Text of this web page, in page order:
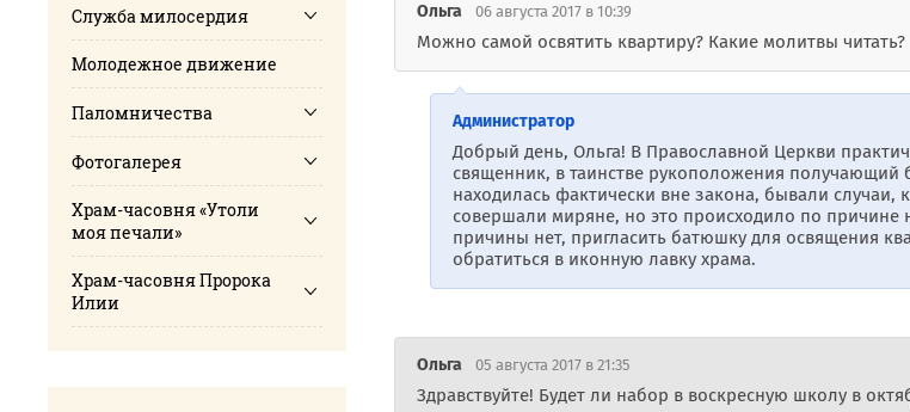
Служба милосердия
Молодежное движение
Паломничества
Фотогалерея
Храм-часовня «Утоли
моя печали»
Храм-часовня Пророка
Илии
Ольга 06 августа 2017 в 10:39
Можно самой освятить квартиру? Какие молитвы читать?
Администратор
Добрый день, Ольга! В Православной Церкви
священник, в таинстве рукоположения получающий
находилась фактически вне закона, бывали
совершали миряне, но это происходило по причине
причины нет, пригласить батюшку для освящения
обратиться в иконную лавку храма.
Ольга 05 августа 2017 в 21:35
Здравствуйте! Будет ли набор в воскресную школу в